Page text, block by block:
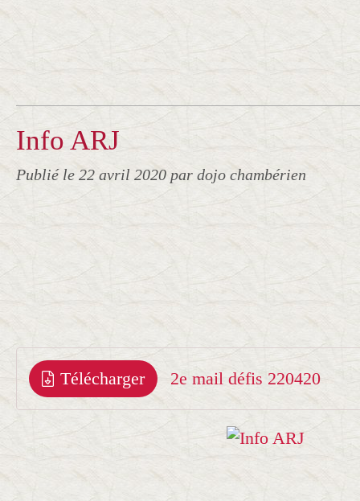
Info ARJ
Publié le 22 avril 2020 par dojo chambérien
Télécharger 2e mail défis 220420